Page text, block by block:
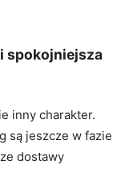
spokojniejsza
inny charakter.
są jeszcze w fazie
dostawy